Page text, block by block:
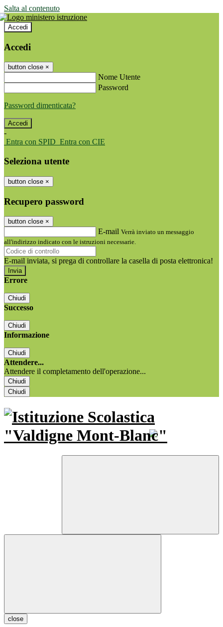
Salta al contenuto
Accedi
Accedi
button close ×
Nome Utente
Password
Password dimenticata?
-
Entra con SPID Entra con CIE
Seleziona utente
button close ×
Recupero password
button close ×
E-mail Verrà inviato un messaggio
all'indirizzo indicato con le istruzioni necessarie.
E-mail inviata, si prega di controllare la casella di posta elettronica!
Errore
Chiudi
Successo
Chiudi
Informazione
Chiudi
Attendere...
Attendere il completamento dell'operazione...
Chiudi
Chiudi
close